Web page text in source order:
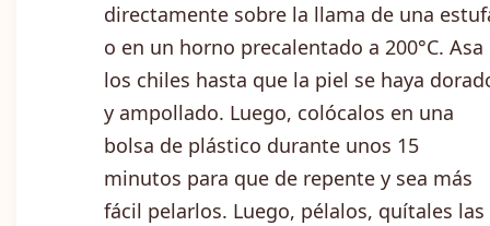
directamente sobre la llama de una
o en un horno precalentado a 200°C. Asa
los chiles hasta que la piel se haya
y ampollado. Luego, colócalos en una
bolsa de plástico durante unos 15
minutos para que de repente y sea más
fácil pelarlos. Luego, pélalos, quítales las